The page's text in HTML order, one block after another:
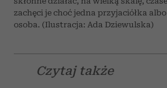
zachęci je choć jedna przyjaciółka
osoba. (Ilustracja: Ada Dziewulska)
Czytaj także